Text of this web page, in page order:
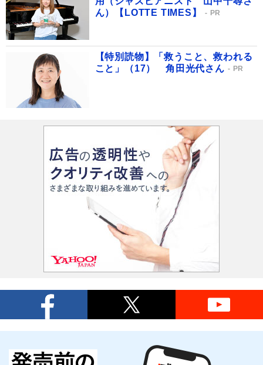
ん）【LOTTE TIMES】
PR
【特別読物】「救うこと、救われる
こと」（17） 角田光代さん
PR